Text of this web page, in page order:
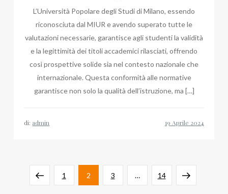
L’Università Popolare degli Studi di Milano, essendo
riconosciuta dal MIUR e avendo superato tutte le
valutazioni necessarie, garantisce agli studenti la validità
e la legittimità dei titoli accademici rilasciati, offrendo
così prospettive solide sia nel contesto nazionale che
internazionale. Questa conformità alle normative
garantisce non solo la qualità dell’istruzione, ma […]
di: admin
Paginazione
PaginaPagina
1 Pagina
2 Pagina
3 … Pagina
14 Pagina